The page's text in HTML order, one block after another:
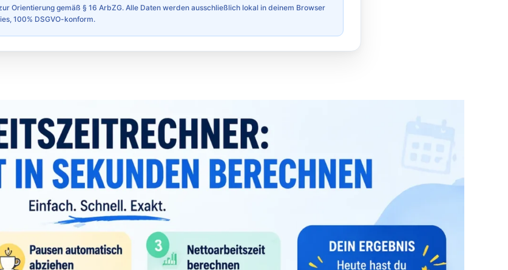
Orientierung gemäß § 16 ArbZG. Alle Daten werden ausschließlich lokal in deinem Browser
100% DSGVO-konform.